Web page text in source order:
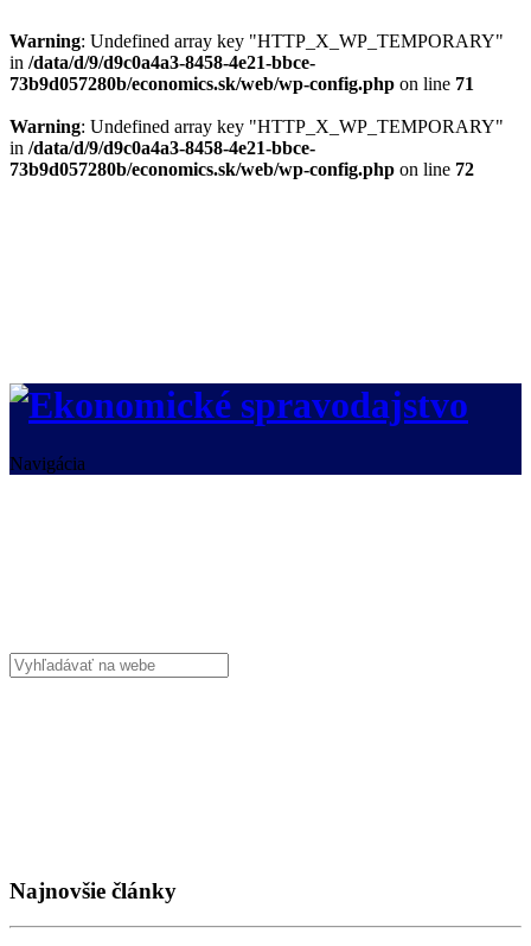
Warning: Undefined array key "HTTP_X_WP_TEMPORARY"
in /data/d/9/d9c0a4a3-8458-4e21-bbce-
73b9d057280b/economics.sk/web/wp-config.php on line 71
Warning: Undefined array key "HTTP_X_WP_TEMPORARY"
in /data/d/9/d9c0a4a3-8458-4e21-bbce-
73b9d057280b/economics.sk/web/wp-config.php on line 72
Navigácia
Najnovšie články